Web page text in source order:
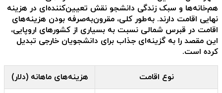
هم‌خانه‌ها و سبک زندگی دانشجو نقش تعیین‌کننده‌ای در هزینه
نهایی اقامت دارند. به‌طور کلی، مقرون‌به‌صرفه بودن هزینه‌های
اقامت در قبرس شمالی نسبت به بسیاری از کشورهای اروپایی،
این مقصد را به گزینه‌ای جذاب برای دانشجویان خارجی تبدیل
کرده است.
نوع اقامت هزینه‌های ماهانه (دلار)